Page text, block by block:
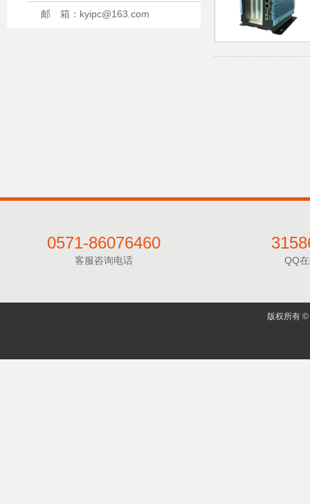
邮 箱：kyipc@163.com
0571-86076460
客服咨询电话 QQ
版权所有